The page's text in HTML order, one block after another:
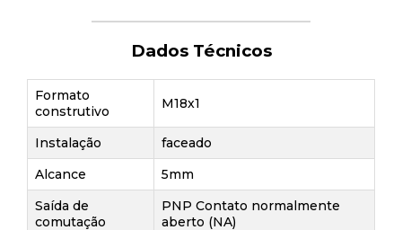
Dados Técnicos
Formato
construtivo
M18x1
Instalação
faceado
Alcance
5mm
Saída de
comutação
PNP Contato normalmente
aberto (NA)